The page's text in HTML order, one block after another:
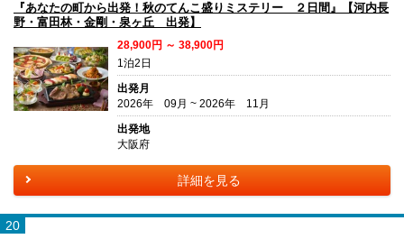
『あなたの町から出発！秋のてんこ盛りミステリー ２日間』【河内長
野・富田林・金剛・泉ヶ丘 出発】
28,900円 ～ 38,900円
1泊2日
出発月
2026年 09月 ~ 2026年 11月
出発地
大阪府
詳細を見る
20